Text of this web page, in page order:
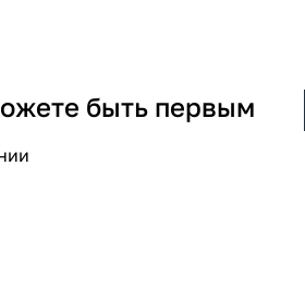
быть первым